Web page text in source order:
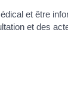
et être
et des